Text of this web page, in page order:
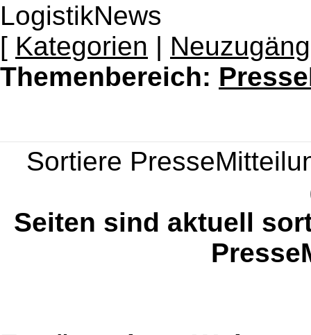
LogistikNews
[ Kategorien |
Themenbereich:
Sortiere
Seiten sind aktuell